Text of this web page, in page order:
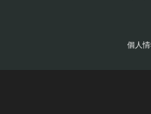
個人